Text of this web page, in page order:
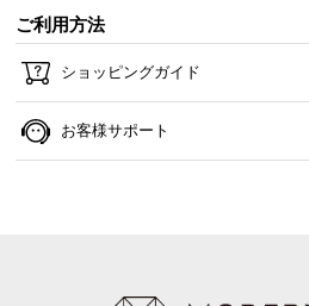
ご利用方法
ショッピングガイド
お客様サポート